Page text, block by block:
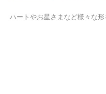
ハートやお星さまなど様々な